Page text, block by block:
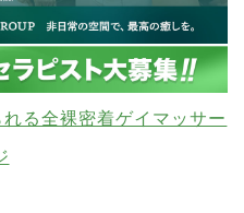
る全裸密着ゲイマッサー